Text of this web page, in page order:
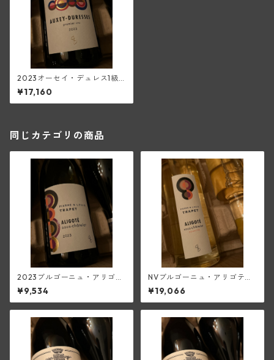
2023オーセイ・デュレス1級
(ピエール・エ・ルイ・トラペ)
¥17,160
同じカテゴリの商品
2023ブルゴーニュ・アリゴ
テ・スー・シャトレ(ピエー
ル・エ・ルイ・トラペ)
¥9,534
NVブルゴーニュ・アリゴテ・
スー・シャトレ・パスリエ【3
75ml／白甘口】(ピエール・
エ・ルイ・トラペ)
¥19,066